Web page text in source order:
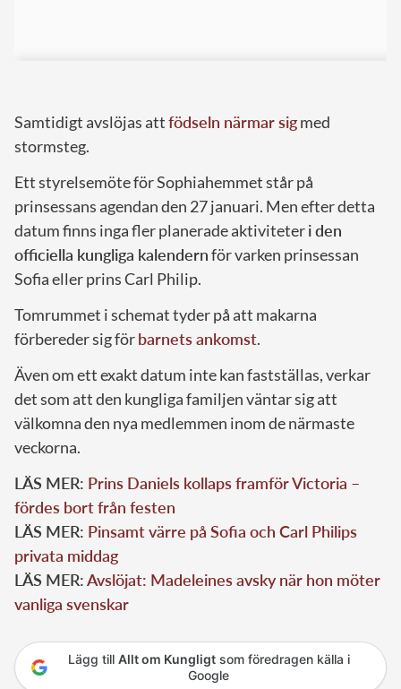
Samtidigt avslöjas attfödseln närmar sigmed
stormsteg.
Ett styrelsemöte för Sophiahemmet står på
prinsessans agendan den 27 januari. Men efter detta
datum finns inga fler planerade aktiviteteri den
officiella kungliga kalendernför varken prinsessan
Sofia eller prins Carl Philip.
Tomrummet i schemat tyder på att makarna
förbereder sig förbarnets ankomst.
Även om ett exakt datum inte kan fastställas, verkar
det som att den kungliga familjen väntar sig att
välkomna den nya medlemmen inom de närmaste
veckorna.
LÄS MER: Prins Daniels kollaps framför Victoria –
fördes bort från festen
LÄS MER: Pinsamt värre på Sofia och Carl Philips
privata middag
LÄS MER:Avslöjat: Madeleines avsky när hon möter
vanliga svenskar
Lägg till Allt om Kungligtsom föredragen källa i
Google